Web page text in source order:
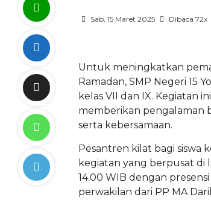
Sab, 15 Maret 2025 Dibaca 72x
Untuk meningkatkan
Ramadan, SMP Negeri 15
kelas VII dan IX. Kegiatan
memberikan pengalaman
serta kebersamaan.
Pesantren kilat bagi siswa
kegiatan yang berpusat di
14.00 WIB dengan
perwakilan dari PP MA